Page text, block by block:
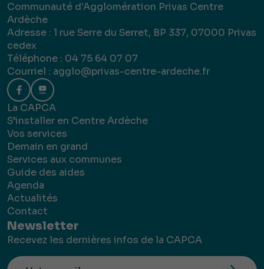
Communauté d'Agglomération Privas Centre
Ardèche
Adresse : 1 rue Serre du Serret, BP 337, 07000 Privas
cedex
Téléphone : 04 75 64 07 07
Courriel : agglo@privas-centre-ardeche.fr
La CAPCA
S’installer en Centre Ardèche
Vos services
Demain en grand
Services aux communes
Guide des aides
Agenda
Actualités
Contact
Newsletter
Recevez les dernières infos de la CAPCA